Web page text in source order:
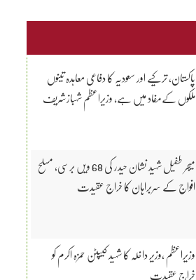
پاکستان، ترکیے اور سعودیہ کا دفاعی معاہدہ تینوں
ملکوں کےمفاد میں ہے، وزیراعظم شہبازشریف
میجر طفیل شہید نشان حیدر کی 68 ویں برسی، مسلح
افواج کے سربراہان کا خراج عقیدت
وزیراعظم ،وزیر داخلہ کا شہید کیپٹن حمزہ اکرم کو